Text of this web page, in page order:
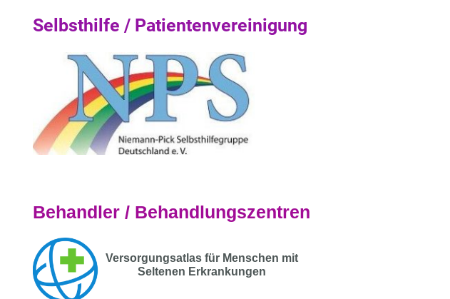
Behandler / Behandlungszentren
Selbsthilfe / Patientenvereinigung
Versorgungsatlas für Menschen mit
Seltenen Erkrankungen